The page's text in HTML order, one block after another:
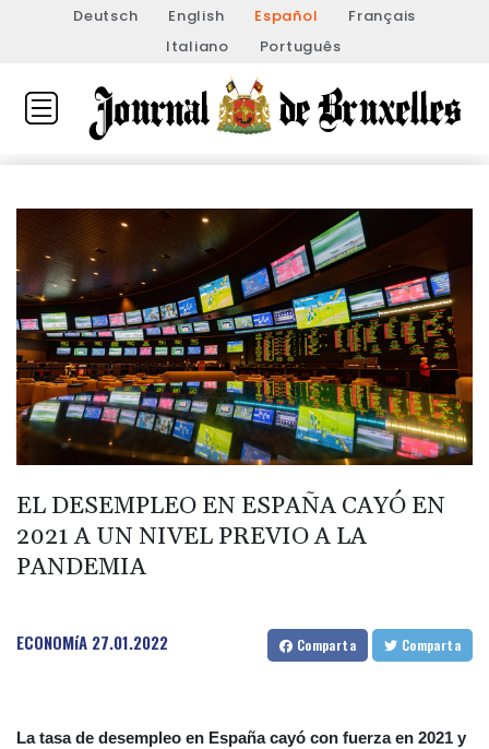
Deutsch English Español
Français
Italiano
Português
EL DESEMPLEO EN ESPAÑA CAYÓ EN
2021 A UN NIVEL PREVIO A LA
PANDEMIA
ECONOMíA 27.01.2022 Comparta Comparta
La tasa de desempleo en España cayó con fuerza en 2021 y